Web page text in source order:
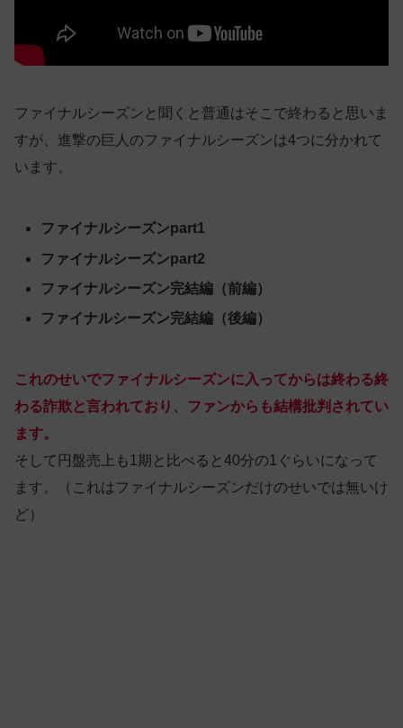
ファイナルシーズンと聞くと普通はそこで終わると思いま
すが、進撃の巨人のファイナルシーズンは4つに分かれて
います。
ファイナルシーズンpart1
ファイナルシーズンpart2
ファイナルシーズン完結編（前編）
ファイナルシーズン完結編（後編）
これのせいでファイナルシーズンに入ってからは終わる終
わる詐欺と言われており、ファンからも結構批判されてい
ます。
そして円盤売上も1期と比べると40分の1ぐらいになって
ます。（これはファイナルシーズンだけのせいでは無いけ
ど）